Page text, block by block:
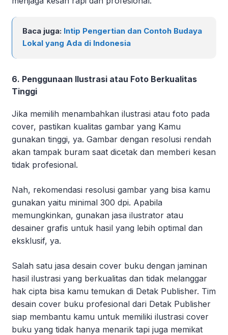
Baca juga: Intip Pengertian dan Contoh Budaya
Lokal yang Ada di Indonesia
6. Penggunaan Ilustrasi atau Foto Berkualitas
Tinggi
Jika memilih menambahkan ilustrasi atau foto pada
cover, pastikan kualitas gambar yang Kamu
gunakan tinggi, ya. Gambar dengan resolusi rendah
akan tampak buram saat dicetak dan memberi kesan
tidak profesional.
Nah, rekomendasi resolusi gambar yang bisa kamu
gunakan yaitu minimal 300 dpi. Apabila
memungkinkan, gunakan jasa ilustrator atau
desainer grafis untuk hasil yang lebih optimal dan
eksklusif, ya.
Salah satu jasa desain cover buku dengan jaminan
hasil ilustrasi yang berkualitas dan tidak melanggar
hak cipta bisa kamu temukan di Detak Publisher. Tim
desain cover buku profesional dari Detak Publisher
siap membantu kamu untuk memiliki ilustrasi cover
buku yang tidak hanya menarik tapi juga memikat